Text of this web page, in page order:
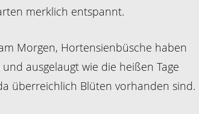
merklich entspannt.
Morgen, Hortensienbüsche haben
ausgelaugt wie die heißen Tage
überreichlich Blüten vorhanden sind.